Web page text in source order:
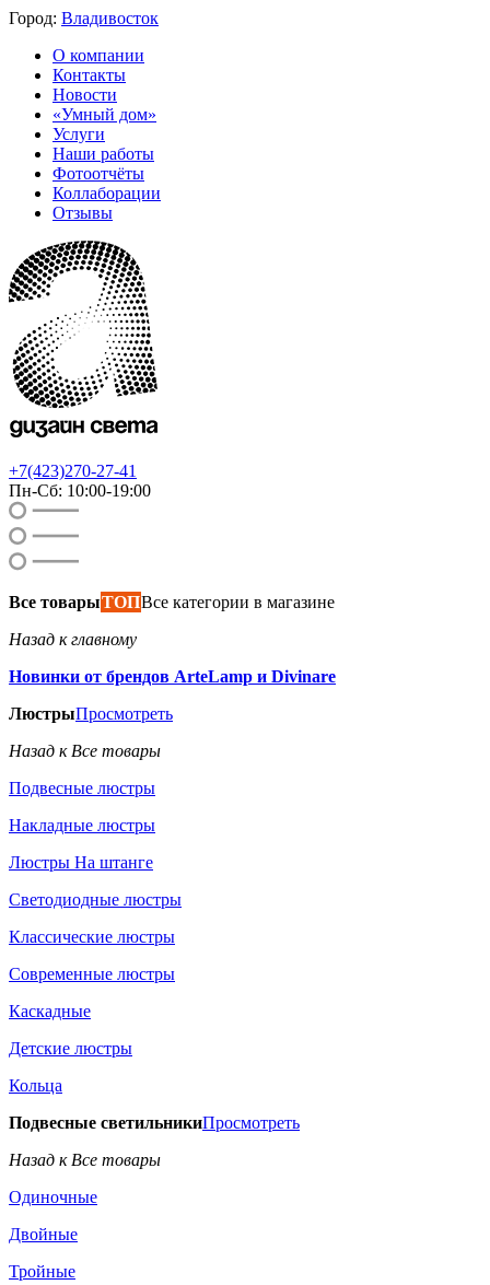
Город: Владивосток
О компании
Контакты
Новости
«Умный дом»
Услуги
Наши работы
Фотоотчёты
Коллаборации
Отзывы
+7(423)270-27-41
Пн-Сб: 10:00-19:00
Все товарыТОПВсе категории в магазине
Назад к главному
Новинки от брендов ArteLamp и Divinare
ЛюстрыПросмотреть
Назад к Все товары
Подвесные люстры
Накладные люстры
Люстры На штанге
Светодиодные люстры
Классические люстры
Современные люстры
Каскадные
Детские люстры
Кольца
Подвесные светильникиПросмотреть
Назад к Все товары
Одиночные
Двойные
Тройные